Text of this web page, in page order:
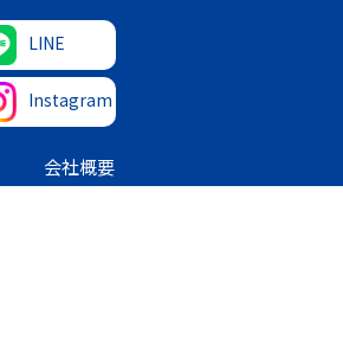
会社概要
LINE
Instagram